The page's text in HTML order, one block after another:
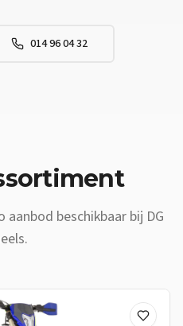
014 96 04 32
aanbod beschikbaar bij DG